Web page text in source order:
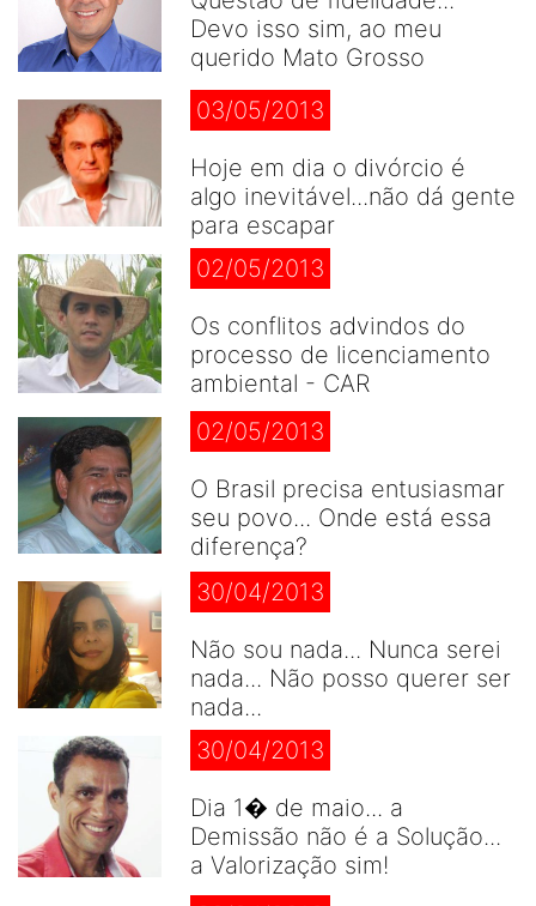
Devo isso sim, ao meu
querido Mato Grosso
03/05/2013
Hoje em dia o divórcio é
algo inevitável...não dá gente
para escapar
02/05/2013
Os conflitos advindos do
processo de licenciamento
ambiental - CAR
02/05/2013
O Brasil precisa entusiasmar
seu povo... Onde está essa
diferença?
30/04/2013
Não sou nada... Nunca serei
nada... Não posso querer ser
nada...
30/04/2013
Dia 1� de maio... a
Demissão não é a Solução...
a Valorização sim!